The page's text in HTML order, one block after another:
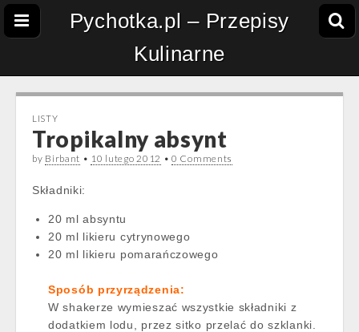
Pychotka.pl – Przepisy
Kulinarne
LISTY
Tropikalny absynt
by Birbant • 10 lutego 2012 •0 Comments
Składniki:
20 ml absyntu
20 ml likieru cytrynowego
20 ml likieru pomarańczowego
Sposób przyrządzenia:
W shakerze wymieszać wszystkie składniki z
dodatkiem lodu, przez sitko przelać do szklanki.